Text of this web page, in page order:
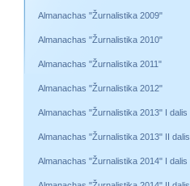
Almanachas "Žurnalistika 2009"
Almanachas "Žurnalistika 2010"
Almanachas "Žurnalistika 2011"
Almanachas "Žurnalistika 2012"
Almanachas "Žurnalistika 2013" I dalis
Almanachas "Žurnalistika 2013" II dalis
Almanachas "Žurnalistika 2014" I dalis